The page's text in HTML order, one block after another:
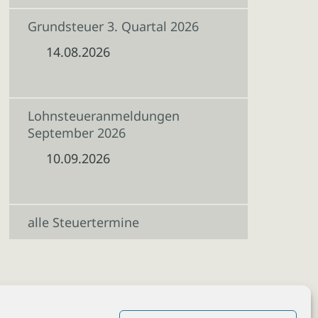
Grundsteuer 3. Quartal 2026
14.08.2026
Lohnsteueranmeldungen
September 2026
10.09.2026
alle Steuertermine